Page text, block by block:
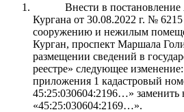
Внести в
Кургана от 30.08.2022 г. №
сооружению и нежилым
Курган, проспект Маршала
размещении сведений в
реестре» следующее
приложения 1 кадастровый
45:25:030604:2196…» заменить
«45:25:030604:2169…».